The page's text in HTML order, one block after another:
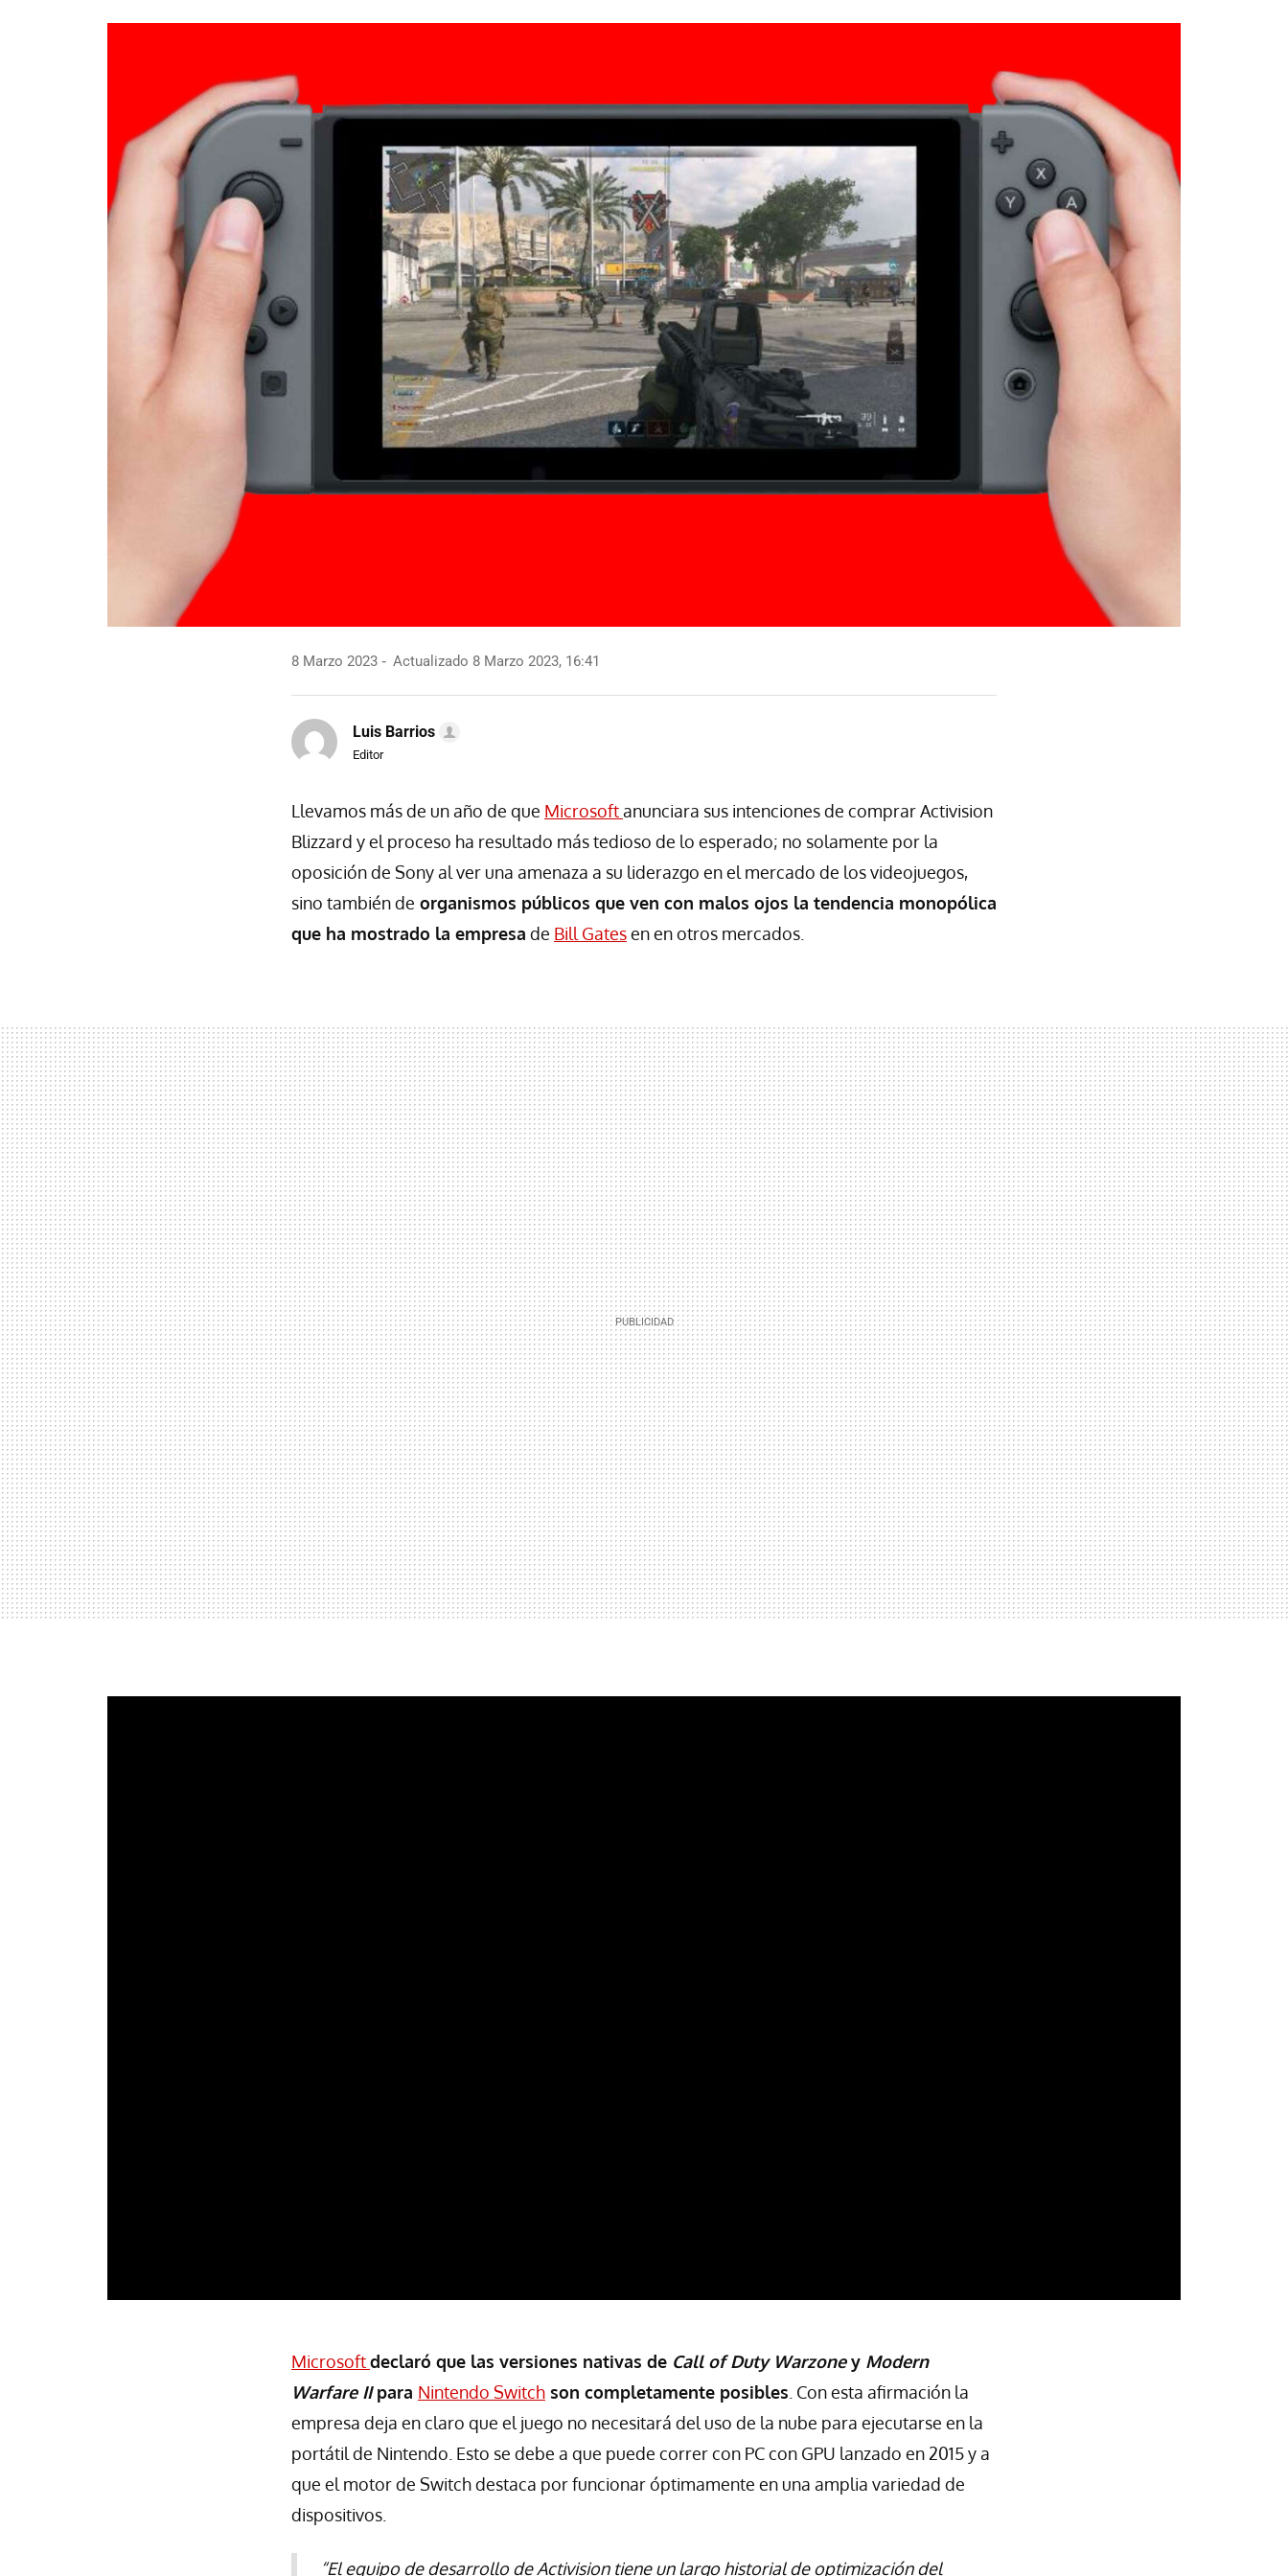
8 Marzo 2023 Actualizado 8 Marzo 2023, 16:41
Luis Barrios
Editor
Llevamos más de un año de que Microsoftanunciara sus intenciones de comprar Activision
Blizzard y el proceso ha resultado más tedioso de lo esperado; no solamente por la
oposición de Sony al ver una amenaza a su liderazgo en el mercado de los videojuegos,
sino también de organismos públicos que ven con malos ojos la tendencia monopólica
que ha mostrado la empresa de Bill Gatesen en otros mercados.
Microsoftdeclaró que las versiones nativas de Call of Duty Warzoney Modern
Warfare IIpara Nintendo Switch son completamente posibles . Con esta afirmación la
empresa deja en claro que el juego no necesitará del uso de la nube para ejecutarse en la
portátil de Nintendo. Esto se debe a que puede correr con PC con GPU lanzado en 2015 y a
que el motor de Switch destaca por funcionar óptimamente en una amplia variedad de
dispositivos.
“El equipo de desarrollo de Activision tiene un largo historial de optimización del